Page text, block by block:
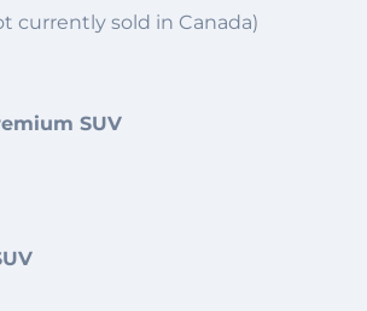
currently sold in Canada)
SUV